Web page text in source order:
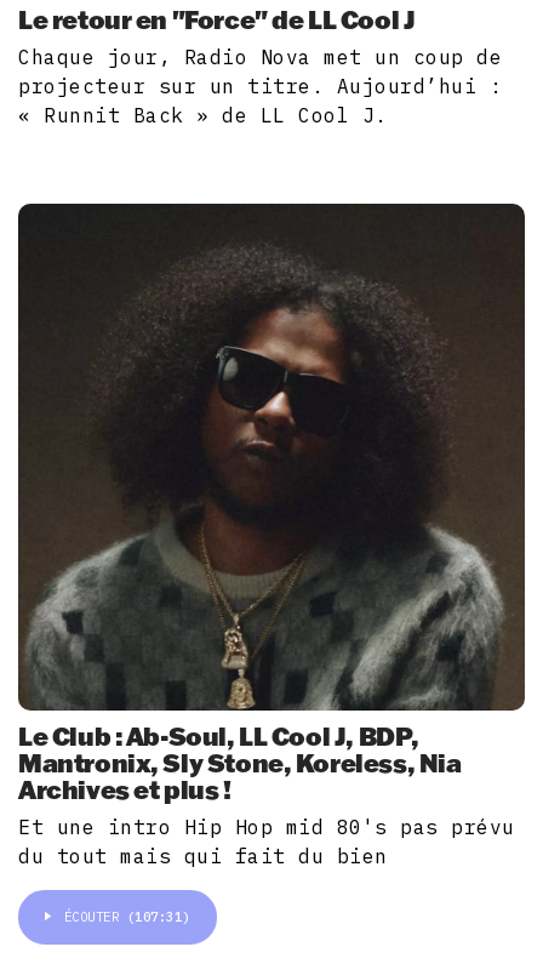
Le retour en "Force" de LL Cool J
Chaque jour, Radio Nova met un coup de
projecteur sur un titre. Aujourd’hui :
« Runnit Back » de LL Cool J.
Le Club : Ab-Soul, LL Cool J, BDP,
Mantronix, Sly Stone, Koreless, Nia
Archives et plus !
Et une intro Hip Hop mid 80's pas prévu
du tout mais qui fait du bien
ÉCOUTER (107:31)